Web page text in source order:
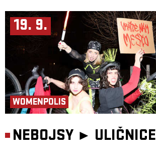
19. 9.
WOMENPOLIS
NEBOJSY ► ULIČNICE